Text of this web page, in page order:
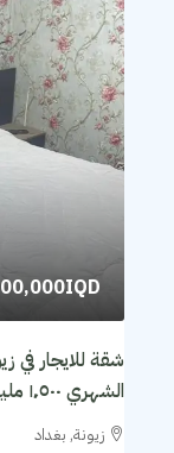
الشهري ١٬٥٠٠ مليون دينار
زيونة, بغداد